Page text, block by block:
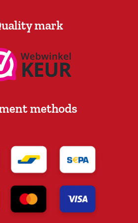
mark
methods